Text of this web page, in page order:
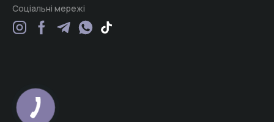
Соціальні мережі